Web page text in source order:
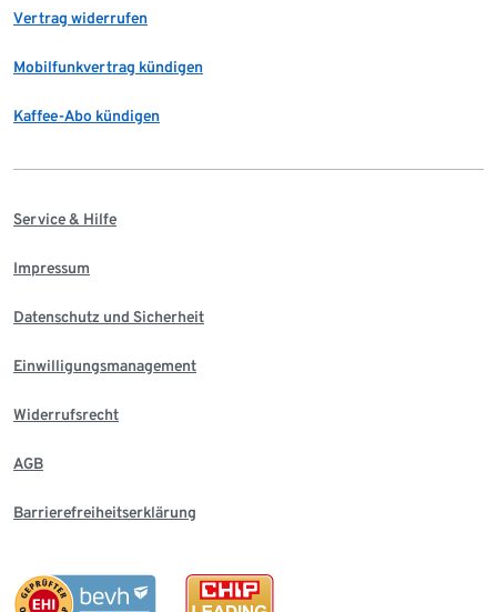
Vertrag widerrufen
Mobilfunkvertrag kündigen
Kaffee-Abo kündigen
Service & Hilfe
Impressum
Datenschutz und Sicherheit
Einwilligungsmanagement
Widerrufsrecht
AGB
Barrierefreiheitserklärung